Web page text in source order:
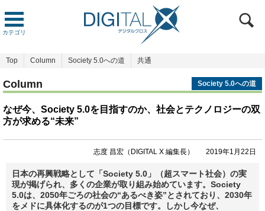
カテゴリ
Top Column Society 5.0への道 共通
Column Society 5.0への道
なぜ今、Society 5.0を目指すのか、社会とテクノロジーの双
方が求める“未来”
志度 昌宏（DIGITAL X 編集長） 2019年1月22日
日本の再興戦略として「Society 5.0」（超スマート社会）の実
現が掲げられ、多くの企業が取り組み始めています。Society
5.0は、2050年ごろの社会の“あるべき姿”とされており、2030年
をメドに具体化するのが1つの目標です。しかし今なぜ、